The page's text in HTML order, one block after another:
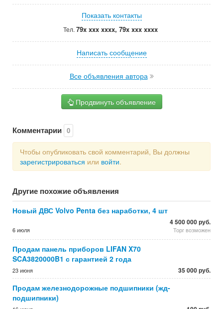
Показать контакты
Тел. 79x xxx xxxx, 79x xxx xxxx
Написать сообщение
Все объявления автора
Продвинуть объявление
Комментарии 0
Чтобы опубликовать свой комментарий, Вы должны
зарегистрироваться или войти.
Другие похожие объявления
Новый ДВС Volvo Penta без наработки, 4 шт
6 июля
4 500 000 руб.
Торг возможен
Продам панель приборов LIFAN X70
SCA3820000B1 с гарантией 2 года
23 июня 35 000 руб.
Продам железнодорожные подшипники (жд-
подшипники)